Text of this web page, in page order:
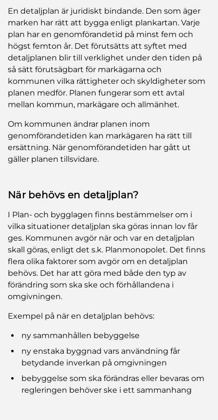
En detaljplan är juridiskt bindande. Den som äger
marken har rätt att bygga enligt plankartan. Varje
plan har en genomförandetid på minst fem och
högst femton år. Det förutsätts att syftet med
detaljplanen blir till verklighet under den tiden på
så sätt förutsägbart för markägarna och
kommunen vilka rättigheter och skyldigheter som
planen medför. Planen fungerar som ett avtal
mellan kommun, markägare och allmänhet.
Om kommunen ändrar planen inom
genomförandetiden kan markägaren ha rätt till
ersättning. När genomförandetiden har gått ut
gäller planen tillsvidare.
När behövs en detaljplan?
I Plan- och bygglagen finns bestämmelser om i
vilka situationer detaljplan ska göras innan lov får
ges. Kommunen avgör när och var en detaljplan
skall göras, enligt det s.k. Planmonopolet. Det finns
flera olika faktorer som avgör om en detaljplan
behövs. Det har att göra med både den typ av
förändring som ska ske och förhållandena i
omgivningen.
Exempel på när en detaljplan behövs:
ny sammanhållen bebyggelse
ny enstaka byggnad vars användning får
betydande inverkan på omgivningen
bebyggelse som ska förändras eller bevaras om
regleringen behöver ske i ett sammanhang